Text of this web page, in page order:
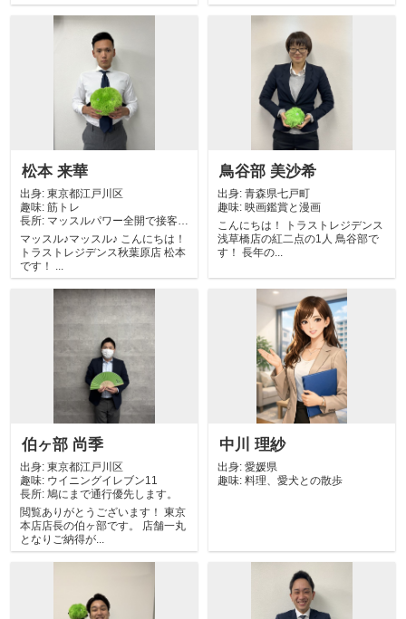
松本 来華
出身: 東京都江戸川区
趣味: 筋トレ
長所: マッスルパワー全開で接客。
名付けて【マ...
マッスル♪マッスル♪ こんにちは！
トラストレジデンス秋葉原店 松本
です！ ...
鳥谷部 美沙希
出身: 青森県七戸町
趣味: 映画鑑賞と漫画
こんにちは！ トラストレジデンス
浅草橋店の紅二点の1人 鳥谷部で
す！ 長年の...
伯ヶ部 尚季
出身: 東京都江戸川区
趣味: ウイニングイレブン11
長所: 鳩にまで通行優先します。
閲覧ありがとうございます！ 東京
本店店長の伯ヶ部です。 店舗一丸
となりご納得が...
中川 理紗
出身: 愛媛県
趣味: 料理、愛犬との散歩